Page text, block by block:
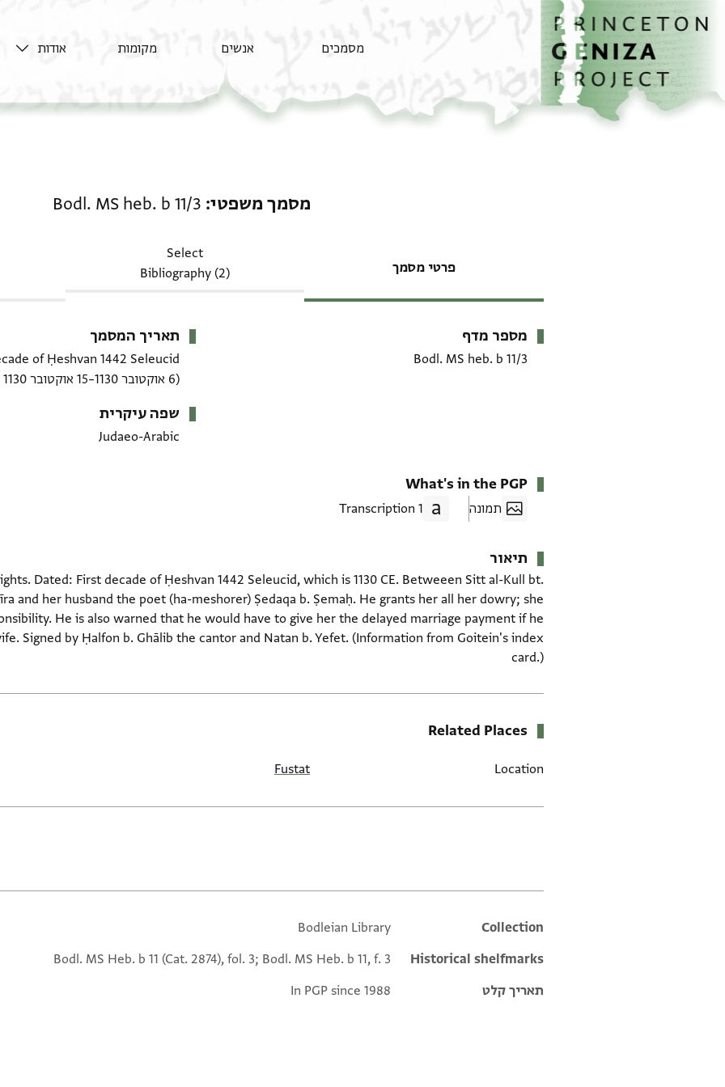
דילוג לתוכן
דף הבית
מסמכים אנשים מקומות אודות
מסמך משפטי Bodl. MS heb. b 11/3
פרטי מסמך
Select
Bibliography (2)
מטא-דאטא
מספר מדף
Bodl. MS heb. b 11/3
תאריך המסמך
of Ḥeshvan 1442 Seleucid
(6 אוקטובר 1130–15 אוקטובר 1130 CE)
שפה עיקרית
Judaeo-Arabic
What's in the PGP
תמונה 1 Transcription
תיאור
Dated: First decade of Ḥeshvan 1442 Seleucid, which is 1130 CE. Betweeen Sitt al-Kull bt.
and her husband the poet (ha-meshorer) Ṣedaqa b. Ṣemaḥ. He grants her all her dowry; she
He is also warned that he would have to give her the delayed marriage payment if he
Signed by Ḥalfon b. Ghālib the cantor and Natan b. Yefet. (Information from Goitein's index
card.)
Related Places
Location
Fustat
Additional metadata
Collection
Bodleian Library
Historical shelfmarks
Bodl. MS Heb. b 11 (Cat. 2874), fol. 3; Bodl. MS Heb. b 11, f. 3
תאריך קלט
In PGP since 1988